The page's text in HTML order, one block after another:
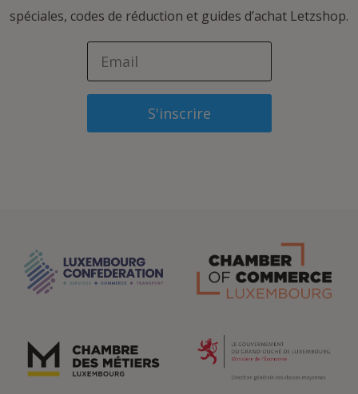
spéciales, codes de réduction et guides d’achat Letzshop.